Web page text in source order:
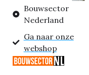
Bouwsector
Nederland
Ga naar onze
webshop